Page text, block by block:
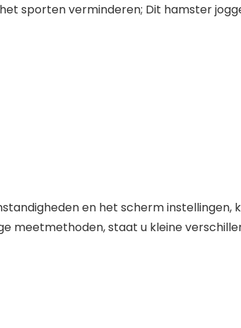
sporten verminderen; Dit hamster
en het scherm
meetmethoden, staat u kleine